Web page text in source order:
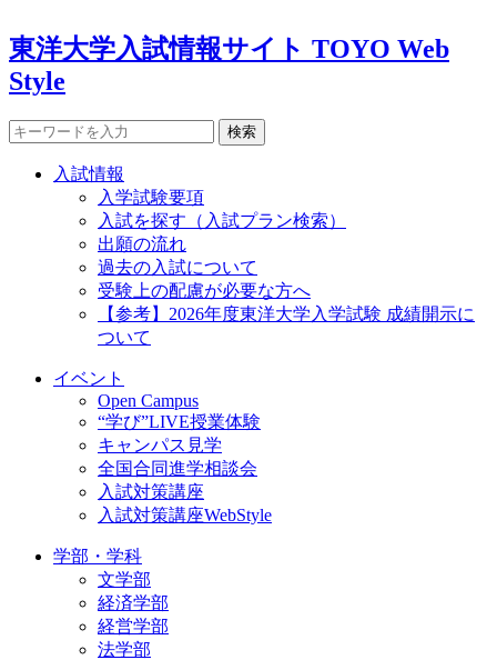
東洋大学入試情報サイト TOYO Web
Style
検索
入試情報
入学試験要項
入試を探す（入試プラン検索）
出願の流れ
過去の入試について
受験上の配慮が必要な方へ
【参考】2026年度東洋大学入学試験 成績開示に
ついて
イベント
Open Campus
“学び”LIVE授業体験
キャンパス見学
全国合同進学相談会
入試対策講座
入試対策講座WebStyle
学部・学科
文学部
経済学部
経営学部
法学部